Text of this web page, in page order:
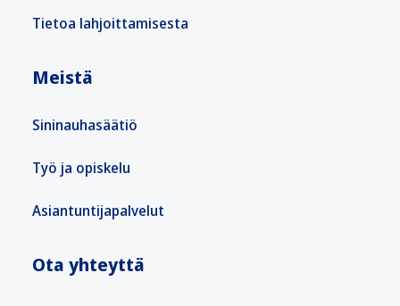
Tietoa lahjoittamisesta
Meistä
Sininauhasäätiö
Työ ja opiskelu
Asiantuntijapalvelut
Ota yhteyttä